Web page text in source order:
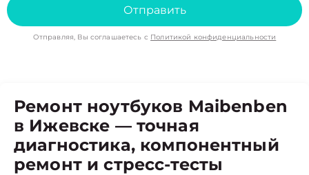
Отправить
Отправляя, Вы соглашаетесь с Политикой конфиденциальности
Ремонт ноутбуков Maibenben
в Ижевске — точная
диагностика, компонентный
ремонт и стресс-тесты